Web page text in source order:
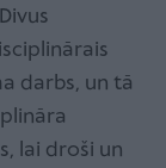
darbs, un tā
lai droši un